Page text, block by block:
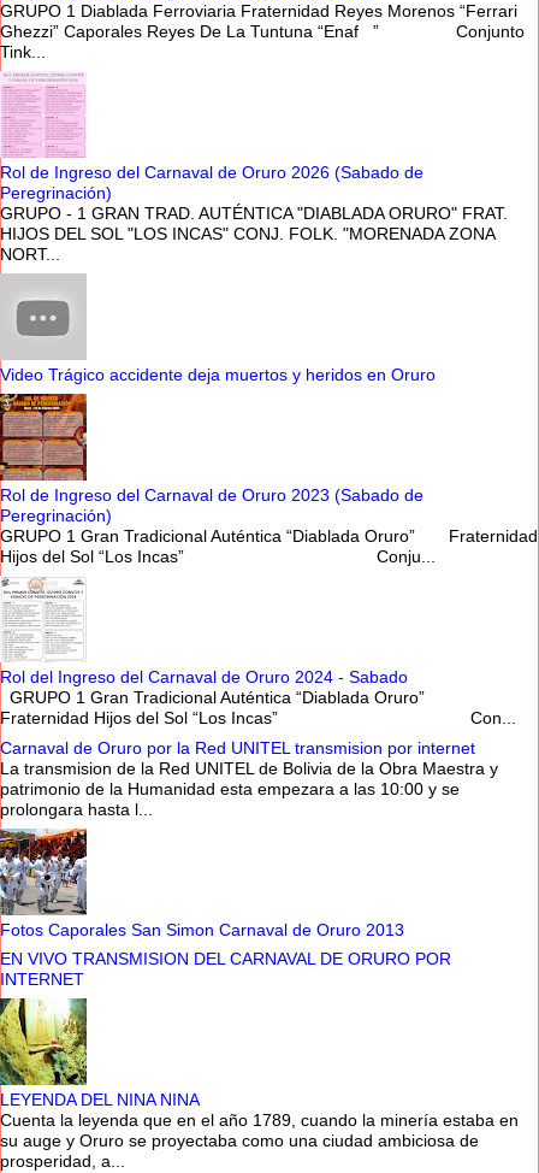
GRUPO 1 Diablada Ferroviaria Fraternidad Reyes Morenos “Ferrari
Ghezzi” Caporales Reyes De La Tuntuna “Enaf ” Conjunto
Tink...
Rol de Ingreso del Carnaval de Oruro 2026 (Sabado de
Peregrinación)
GRUPO - 1 GRAN TRAD. AUTÉNTICA "DIABLADA ORURO" FRAT.
HIJOS DEL SOL "LOS INCAS" CONJ. FOLK. "MORENADA ZONA
NORT...
Video Trágico accidente deja muertos y heridos en Oruro
Rol de Ingreso del Carnaval de Oruro 2023 (Sabado de
Peregrinación)
GRUPO 1 Gran Tradicional Auténtica “Diablada Oruro” Fraternidad
Hijos del Sol “Los Incas” Conju...
Rol del Ingreso del Carnaval de Oruro 2024 - Sabado
GRUPO 1 Gran Tradicional Auténtica “Diablada Oruro”
Fraternidad Hijos del Sol “Los Incas” Con...
Carnaval de Oruro por la Red UNITEL transmision por internet
La transmision de la Red UNITEL de Bolivia de la Obra Maestra y
patrimonio de la Humanidad esta empezara a las 10:00 y se
prolongara hasta l...
Fotos Caporales San Simon Carnaval de Oruro 2013
EN VIVO TRANSMISION DEL CARNAVAL DE ORURO POR
INTERNET
LEYENDA DEL NINA NINA
Cuenta la leyenda que en el año 1789, cuando la minería estaba en
su auge y Oruro se proyectaba como una ciudad ambiciosa de
prosperidad, a...